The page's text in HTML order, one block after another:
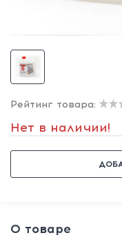
Рейтинг товара:
Нет в наличии!
О товаре